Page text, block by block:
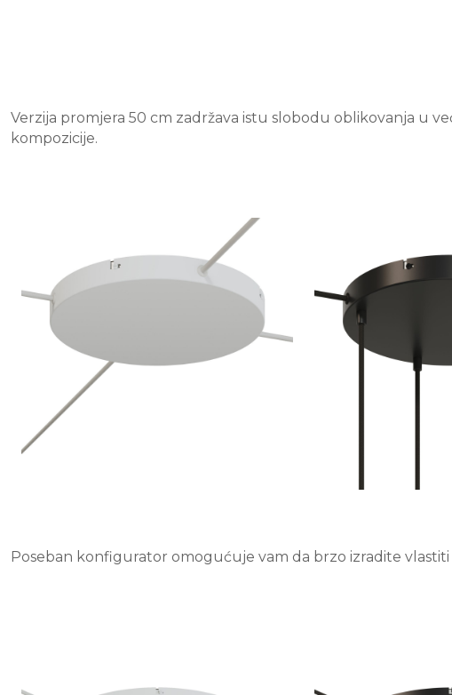
Verzija promjera 50 cm zadržava istu slobodu oblikovanja u
kompozicije.
Poseban konfigurator omogućuje vam da brzo izradite